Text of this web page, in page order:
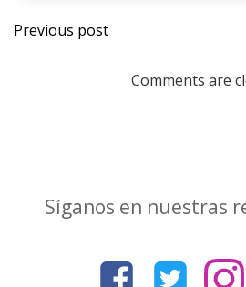
Navegación
Previous post
Comments are
Síganos en nuestras